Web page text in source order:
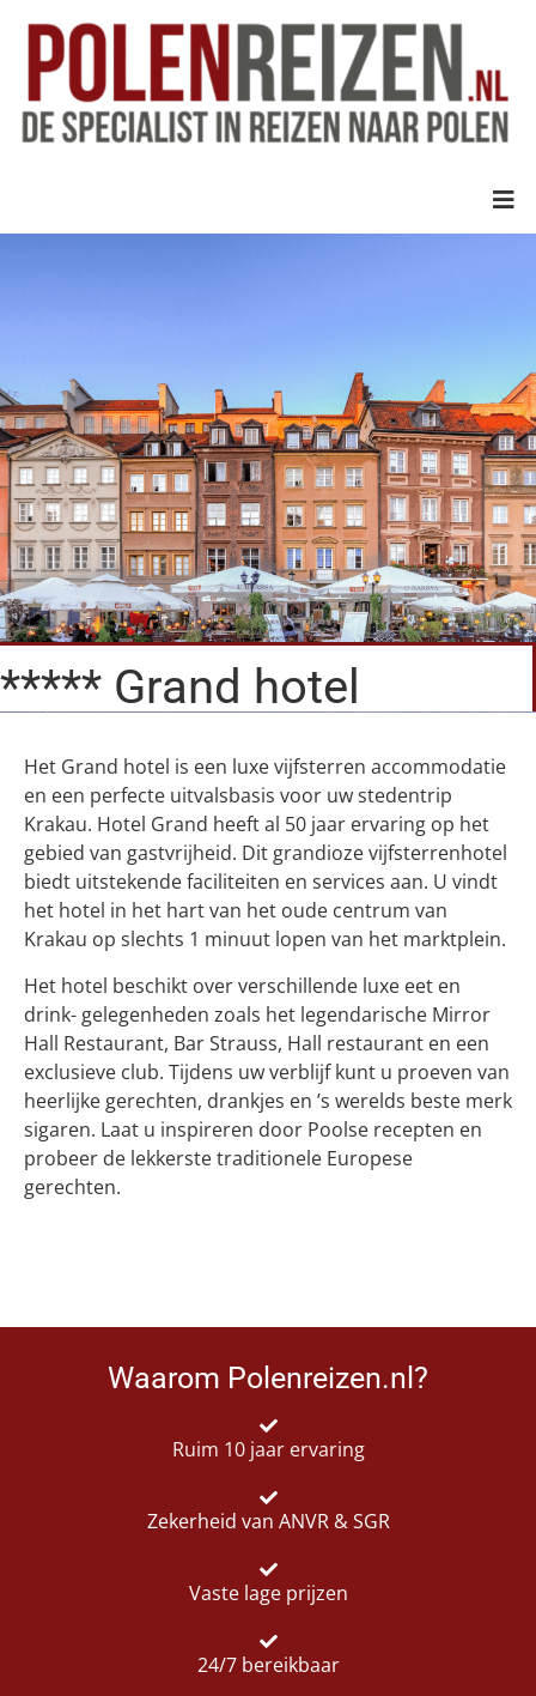
***** Grand hotel
Het Grand hotel is een luxe vijfsterren accommodatie
en een perfecte uitvalsbasis voor uw stedentrip
Krakau. Hotel Grand heeft al 50 jaar ervaring op het
gebied van gastvrijheid. Dit grandioze vijfsterrenhotel
biedt uitstekende faciliteiten en services aan. U vindt
het hotel in het hart van het oude centrum van
Krakau op slechts 1 minuut lopen van het marktplein.
Het hotel beschikt over verschillende luxe eet en
drink- gelegenheden zoals het legendarische Mirror
Hall Restaurant, Bar Strauss, Hall restaurant en een
exclusieve club. Tijdens uw verblijf kunt u proeven van
heerlijke gerechten, drankjes en ’s werelds beste merk
sigaren. Laat u inspireren door Poolse recepten en
probeer de lekkerste traditionele Europese
gerechten.
Waarom Polenreizen.nl?
Ruim 10 jaar ervaring
Zekerheid van ANVR & SGR
Vaste lage prijzen
24/7 bereikbaar